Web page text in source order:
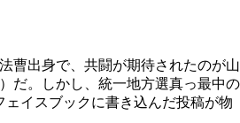
曹出身で、共闘が期待されたのが山
だ。しかし、統一地方選真っ最中の
ェイスブックに書き込んだ投稿が物